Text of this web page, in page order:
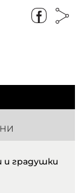
и градушки